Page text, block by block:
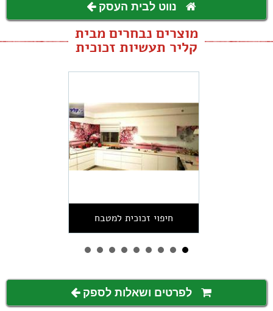
נווט לבית העסק
מוצרים נבחרים מבית
קליר תעשיות זכוכית
חיפוי זכוכית למטבח
לפרטים ושאלות לספק